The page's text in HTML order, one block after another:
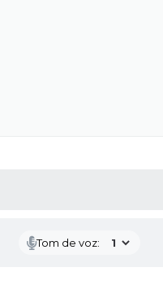
Tom de voz: